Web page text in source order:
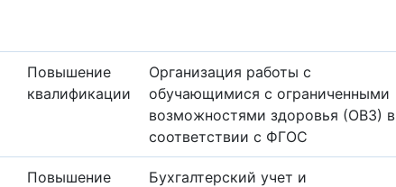
Повышение
квалификации
Организация работы с
обучающимися с ограниченными
возможностями здоровья (ОВЗ) в
соответствии с ФГОС
Повышение
Бухгалтерский учет и